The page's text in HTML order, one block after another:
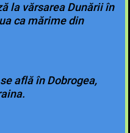
la vărsarea Dunării în
ca mărime din
află în Dobrogea,